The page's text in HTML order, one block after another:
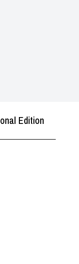
Edition